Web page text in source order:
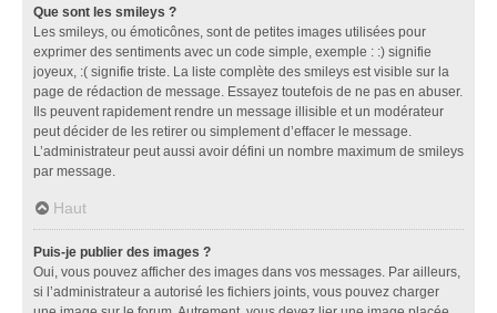
Que sont les smileys ?
Les smileys, ou émoticônes, sont de petites images utilisées pour
exprimer des sentiments avec un code simple, exemple : :) signifie
joyeux, :( signifie triste. La liste complète des smileys est visible sur la
page de rédaction de message. Essayez toutefois de ne pas en abuser.
Ils peuvent rapidement rendre un message illisible et un modérateur
peut décider de les retirer ou simplement d’effacer le message.
L’administrateur peut aussi avoir défini un nombre maximum de smileys
par message.
Haut
Puis-je publier des images ?
Oui, vous pouvez afficher des images dans vos messages. Par ailleurs,
si l’administrateur a autorisé les fichiers joints, vous pouvez charger